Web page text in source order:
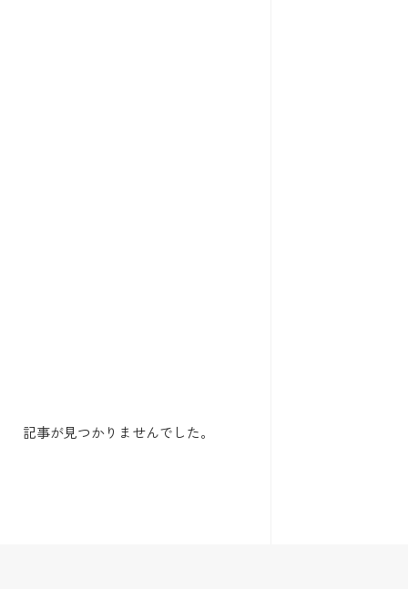
記事が見つかりませんでした。